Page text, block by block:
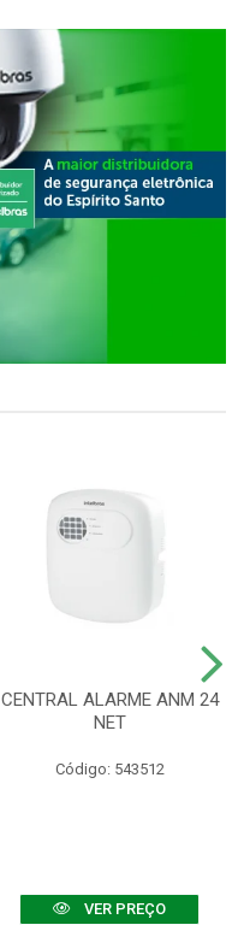
CENTRAL ALARME ANM 24
NET
Código: 543512
VER PREÇO